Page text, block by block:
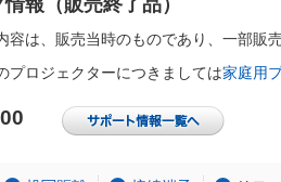
報（販売終了品）
容は、販売当時のものであり、一部販
プロジェクターにつきましては家庭用